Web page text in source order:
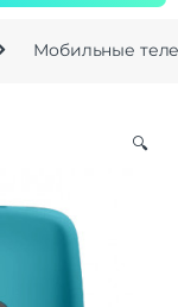
Мобильные
🔍